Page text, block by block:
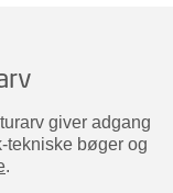
giver adgang
tekniske bøger og
.